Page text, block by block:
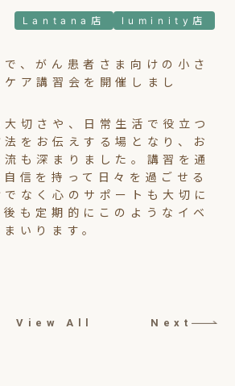
Lantana店 luminity店
、がん患者さま向けの小さ
ア講習会を開催しまし
切さや、日常生活で役立つ
をお伝えする場となり、お
も深まりました。講習を通
信を持って日々を過ごせる
なく心のサポートも大切に
も定期的にこのようなイベ
いります。
View All Next